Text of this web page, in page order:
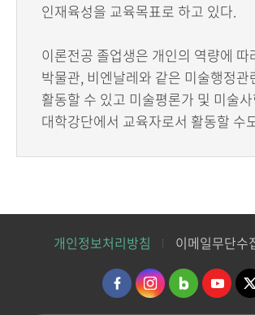
인재육성을 교육목표로 하고 있다.
이론전공 졸업생은 개인의 역량에 따
박물관, 비엔날레와 같은 미술행정관
활동할 수 있고 미술평론가 및 미술
대학강단에서 교육자로서 활동할 수
개인정보처리방침 이메일무단수